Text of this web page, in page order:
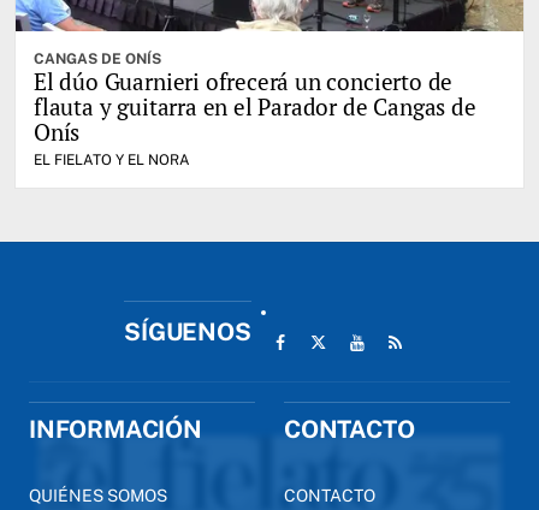
CANGAS DE ONÍS
El dúo Guarnieri ofrecerá un concierto de
flauta y guitarra en el Parador de Cangas de
Onís
EL FIELATO Y EL NORA
SÍGUENOS
INFORMACIÓN
QUIÉNES SOMOS
CONTACTO
CONTACTO